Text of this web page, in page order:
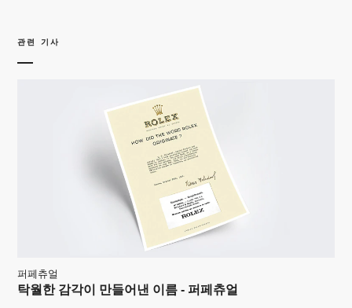
관련 기사
퍼페츄얼
탁월한 감각이 만들어낸 이름 - 퍼페츄얼